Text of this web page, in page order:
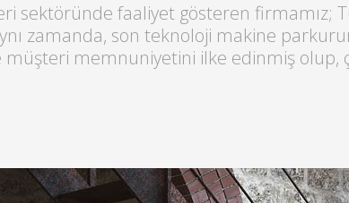
sektöründe faaliyet gösteren firmamız;
zamanda, son teknoloji makine
memnuniyetini ilke edinmiş olup,